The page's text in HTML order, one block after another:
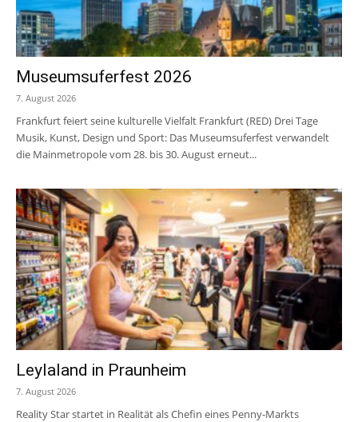
Museumsuferfest 2026
7. August 2026
Frankfurt feiert seine kulturelle Vielfalt Frankfurt (RED) Drei Tage
Musik, Kunst, Design und Sport: Das Museumsuferfest verwandelt
die Mainmetropole vom 28. bis 30. August erneut...
Leylaland in Praunheim
7. August 2026
Reality Star startet in Realität als Chefin eines Penny-Markts